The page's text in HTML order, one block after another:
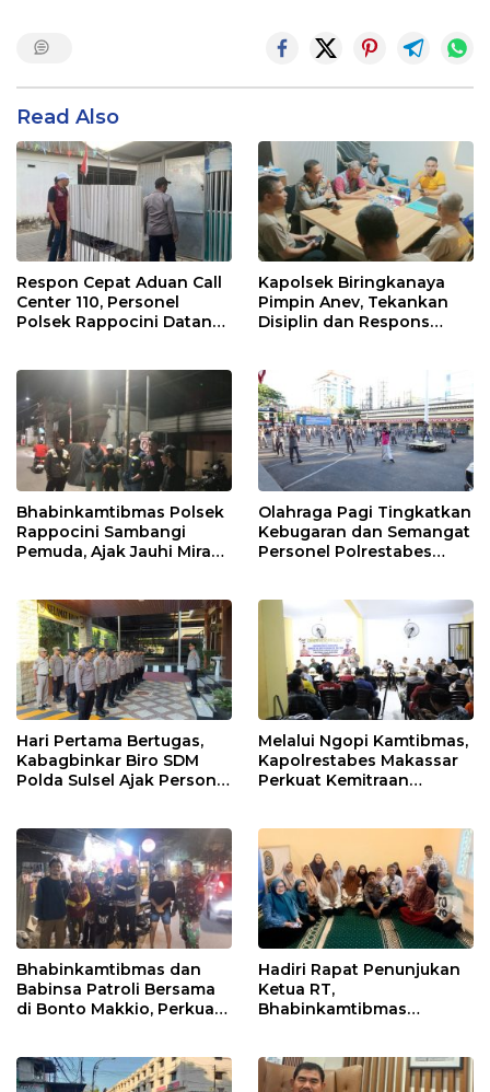
Read Also
Respon Cepat Aduan Call
Center 110, Personel
Polsek Rappocini Datangi
Kapolsek Biringkanaya
Pimpin Anev, Tekankan
Disiplin dan Respons
Bhabinkamtibmas Polsek
Rappocini Sambangi
Pemuda, Ajak Jauhi Miras,
Olahraga Pagi Tingkatkan
Kebugaran dan Semangat
Personel Polrestabes
Hari Pertama Bertugas,
Kabagbinkar Biro SDM
Polda Sulsel Ajak Personel
Melalui Ngopi Kamtibmas,
Kapolrestabes Makassar
Perkuat Kemitraan
Bhabinkamtibmas dan
Babinsa Patroli Bersama
di Bonto Makkio, Perkuat
Hadiri Rapat Penunjukan
Ketua RT,
Bhabinkamtibmas
dengan Warga